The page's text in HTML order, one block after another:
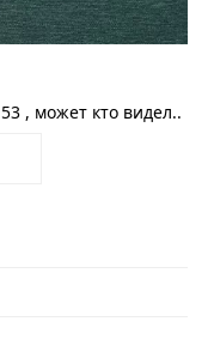
, может кто видел..